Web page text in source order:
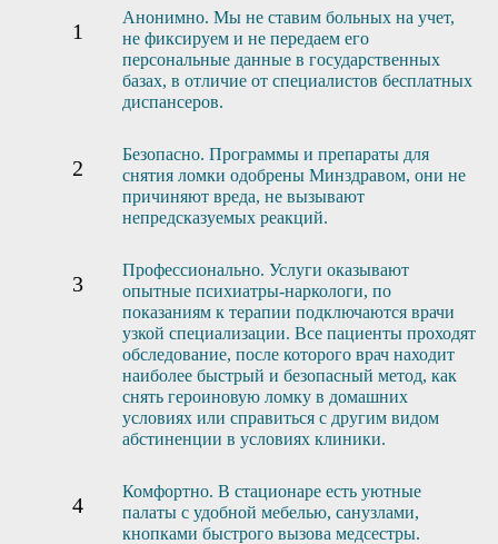
Анонимно. Мы не ставим больных на учет,
не фиксируем и не передаем его
персональные данные в государственных
базах, в отличие от специалистов бесплатных
диспансеров.
Безопасно. Программы и препараты для
снятия ломки одобрены Минздравом, они не
причиняют вреда, не вызывают
непредсказуемых реакций.
Профессионально. Услуги оказывают
опытные психиатры-наркологи, по
показаниям к терапии подключаются врачи
узкой специализации. Все пациенты проходят
обследование, после которого врач находит
наиболее быстрый и безопасный метод, как
снять героиновую ломку в домашних
условиях или справиться с другим видом
абстиненции в условиях клиники.
Комфортно. В стационаре есть уютные
палаты с удобной мебелью, санузлами,
кнопками быстрого вызова медсестры.